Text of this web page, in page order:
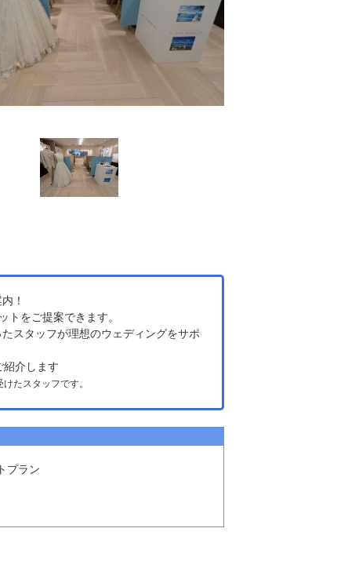
！
をご提案できます。
スタッフが理想のウェディングをサポ
紹介します
たスタッフです。
プラン